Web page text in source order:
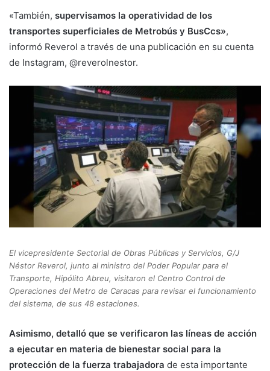
«También, supervisamos la operatividad de los
transportes superficiales de Metrobús y BusCcs»,
informó Reverol a través de una publicación en su cuenta
de Instagram, @reverolnestor.
El vicepresidente Sectorial de Obras Públicas y Servicios, G/J
Néstor Reverol, junto al ministro del Poder Popular para el
Transporte, Hipólito Abreu, visitaron el Centro Control de
Operaciones del Metro de Caracas para revisar el funcionamiento
del sistema, de sus 48 estaciones.
Asimismo, detalló que se verificaron las líneas de acción
a ejecutar en materia de bienestar social para la
protección de la fuerza trabajadora de esta importante